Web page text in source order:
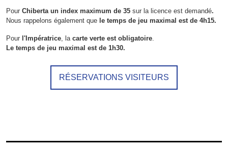
Pour Chiberta un index maximum de 35 sur la licence est demandé.
Nous rappelons également que le temps de jeu maximal est de 4h15.
Pour l'Impératrice, la carte verte est obligatoire.
Le temps de jeu maximal est de 1h30.
RÉSERVATIONS VISITEURS